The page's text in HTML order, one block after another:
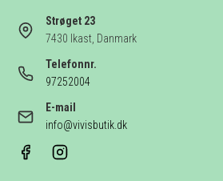
Strøget 23
7430 Ikast, Danmark
Telefonnr.
97252004
E-mail
info@vivisbutik.dk